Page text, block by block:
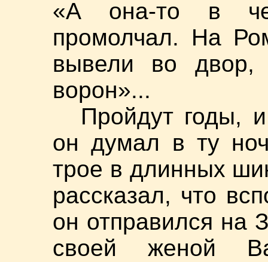
«А она-то в
промолчал. На
вывели во
ворон»...
Пройдут годы,
он думал в ту
трое в длинных
рассказал, что
он отправился
своей женой